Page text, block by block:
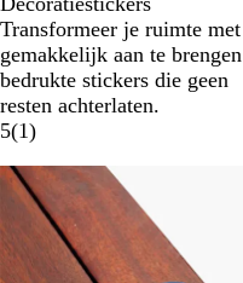
Transformeer je ruimte met
gemakkelijk aan te brengen
bedrukte stickers die geen
resten achterlaten.
5(1)
Nieuwe opties